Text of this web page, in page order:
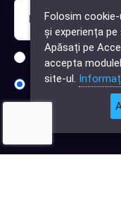
Sunt interesat
Sunt interesat
Folosim
și experiența
Apăsați pe
accepta
site-ul.